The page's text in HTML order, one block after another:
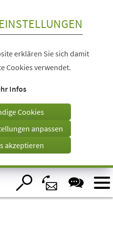
erklären Sie sich damit
Cookies verwendet.
Infos
Cookies
anpassen
akzeptieren